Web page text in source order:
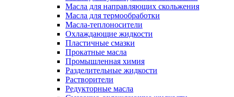
Масла для направляющих скольжения
Масла для термообработки
Масла-теплоносители
Охлаждающие жидкости
Пластичные смазки
Прокатные масла
Промышленная химия
Разделительные жидкости
Растворители
Редукторные масла